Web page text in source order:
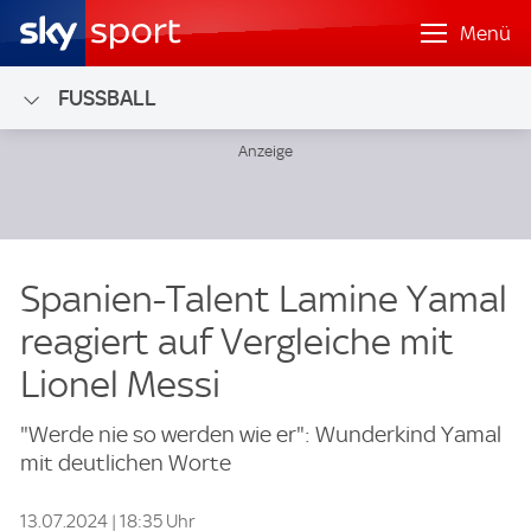
Menü
FUSSBALL
Spanien-Talent Lamine Yamal
reagiert auf Vergleiche mit
Lionel Messi
"Werde nie so werden wie er": Wunderkind Yamal
mit deutlichen Worte
13.07.2024 | 18:35 Uhr